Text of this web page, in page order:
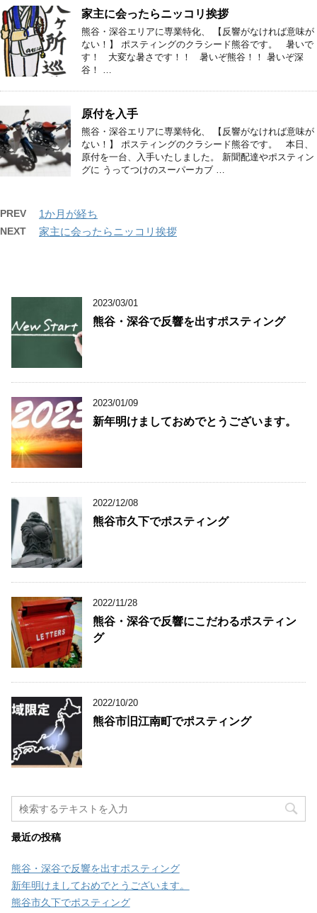
家主に会ったらニッコリ挨拶
熊谷・深谷エリアに専業特化、 【反響がなければ意味が
ない！】 ポスティングのクラシード熊谷です。 暑いで
す！ 大変な暑さです！！ 暑いぞ熊谷！！ 暑いぞ深
谷！ …
原付を入手
熊谷・深谷エリアに専業特化、 【反響がなければ意味が
ない！】 ポスティングのクラシード熊谷です。 本日、
原付を一台、入手いたしました。 新聞配達やポスティン
グに うってつけのスーパーカブ …
PREV 1か月が経ち
NEXT 家主に会ったらニッコリ挨拶
2023/03/01
熊谷・深谷で反響を出すポスティング
2023/01/09
新年明けましておめでとうございます。
2022/12/08
熊谷市久下でポスティング
2022/11/28
熊谷・深谷で反響にこだわるポスティン
グ
2022/10/20
熊谷市旧江南町でポスティング
最近の投稿
熊谷・深谷で反響を出すポスティング
新年明けましておめでとうございます。
熊谷市久下でポスティング